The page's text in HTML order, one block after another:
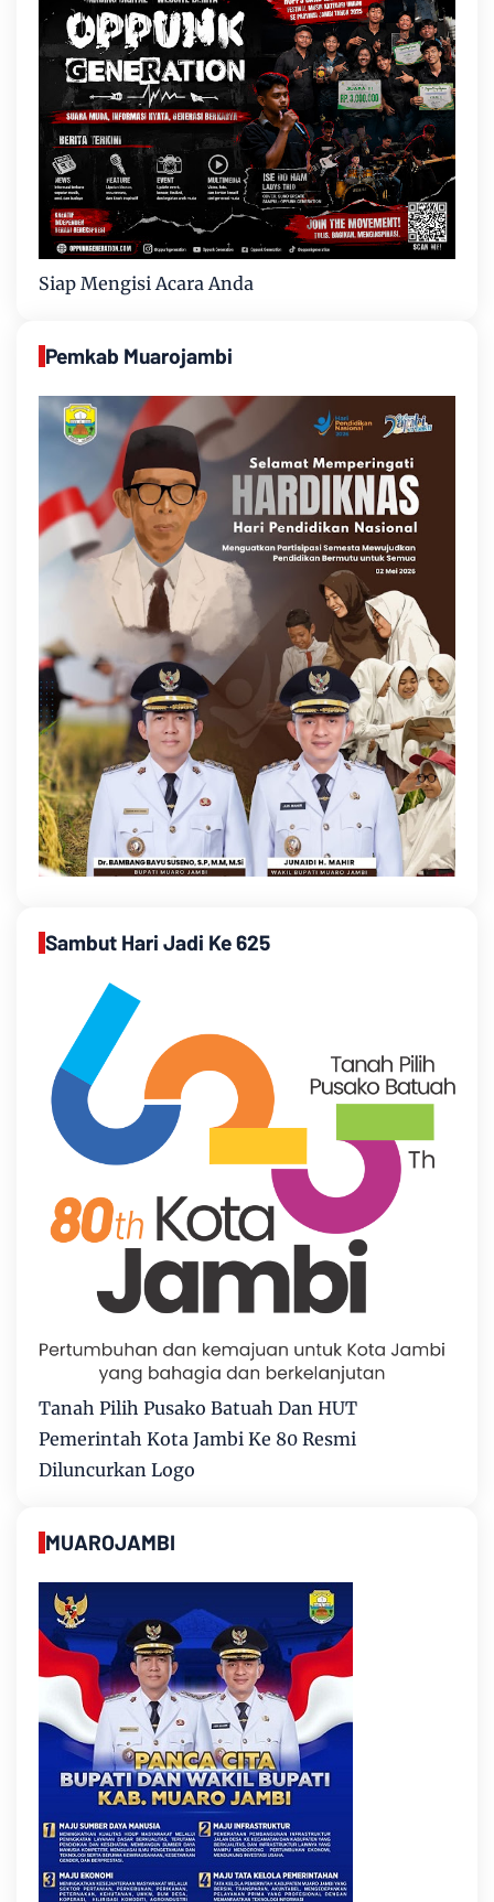
Siap Mengisi Acara Anda
Pemkab Muarojambi
Sambut Hari Jadi Ke 625
Tanah Pilih Pusako Batuah Dan HUT
Pemerintah Kota Jambi Ke 80 Resmi
Diluncurkan Logo
MUAROJAMBI